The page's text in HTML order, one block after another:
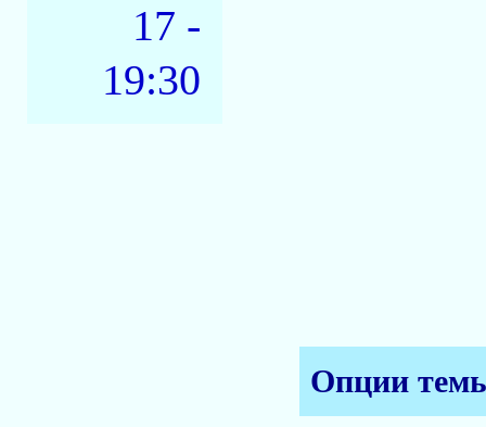
17 -
19:30
Опции